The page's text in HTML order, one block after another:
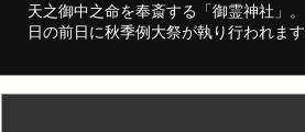
天之御中之命を奉斎する「御霊神社」
日の前日に秋季例大祭が執り行われます